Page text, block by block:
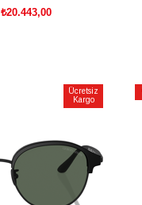
₺20.443,00
Ücretsiz
Kargo